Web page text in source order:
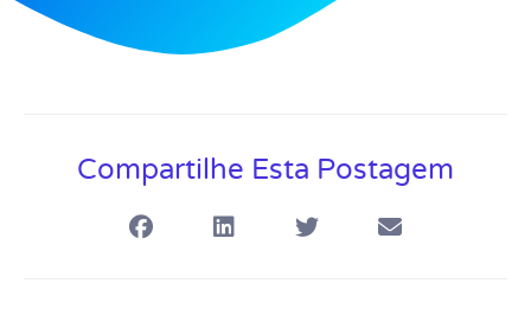
Compartilhe Esta Postagem